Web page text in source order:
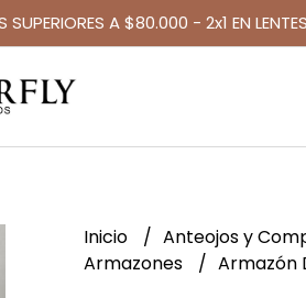
SUPERIORES A $80.000 - 2x1 EN
Inicio Anteojos y
Armazones
Armazón